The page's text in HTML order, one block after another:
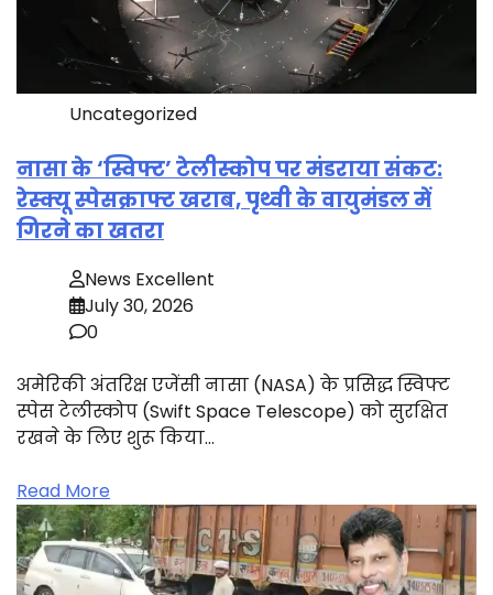
Uncategorized
नासा के ‘स्विफ्ट’ टेलीस्कोप पर मंडराया संकट:
रेस्क्यू स्पेसक्राफ्ट खराब, पृथ्वी के वायुमंडल में
गिरने का खतरा
News Excellent
July 30, 2026
0
अमेरिकी अंतरिक्ष एजेंसी नासा (NASA) के प्रसिद्ध स्विफ्ट
स्पेस टेलीस्कोप (Swift Space Telescope) को सुरक्षित
रखने के लिए शुरू किया…
Read More